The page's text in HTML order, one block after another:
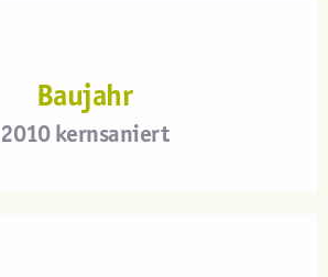
Baujahr
2010 kernsaniert